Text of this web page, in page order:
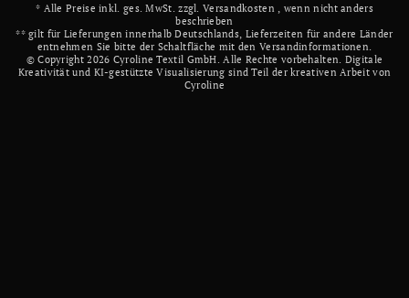
* Alle Preise inkl. ges. MwSt. zzgl.Versandkosten , wenn nicht anders
beschrieben
** gilt für Lieferungen innerhalb Deutschlands, Lieferzeiten für andere Länder
entnehmen Sie bitte der Schaltfläche mit den Versandinformationen.
© Copyright 2026 Cyroline Textil GmbH. Alle Rechte vorbehalten. Digitale
Kreativität und KI-gestützte Visualisierung sind Teil der kreativen Arbeit von
Cyroline